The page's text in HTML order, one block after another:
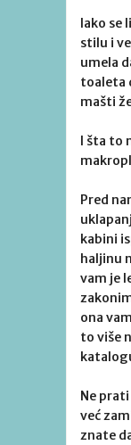
Iako
stilu i
umela
toaleta
mašti
I šta to
Pred
kabini
haljinu
vam je
ona
to više
Ne
već
znate